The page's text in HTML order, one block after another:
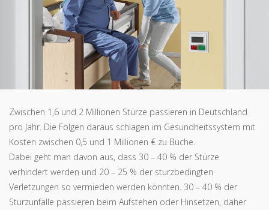
Zwischen 1,6 und 2 Millionen Stürze passieren in Deutschland
pro Jahr. Die Folgen daraus schlagen im Gesundheitssystem mit
Kosten zwischen 0,5 und 1 Millionen € zu Buche.
Dabei geht man davon aus, dass 30 – 40 % der Stürze
verhindert werden und 20 – 25 % der sturzbedingten
Verletzungen so vermieden werden könnten. 30 – 40 % der
Sturzunfälle passieren beim Aufstehen oder Hinsetzen, daher